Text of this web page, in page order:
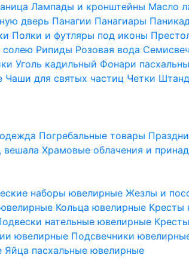
Лампады и кронштейны Масло
дверь Панагии Панагиары
Полки и футляры под иконы
солею Рипиды Розовая вода
Уголь кадильный Фонари
Чаши для святых частиц Четки
Погребальные товары
вешалаХрамовые облачения и
наборы ювелирныеЖезлы и
Кольца ювелирные Кресты
нательные ювелирные
ювелирные Подсвечники
Яйца пасхальные ювелирные